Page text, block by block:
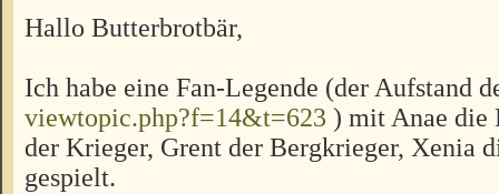
Hallo Butterbrotbär,
Ich habe eine Fan-Legende (der Aufstand
viewtopic.php?f=14&t=623 ) mit Anae die
der Krieger, Grent der Bergkrieger, Xenia
gespielt.